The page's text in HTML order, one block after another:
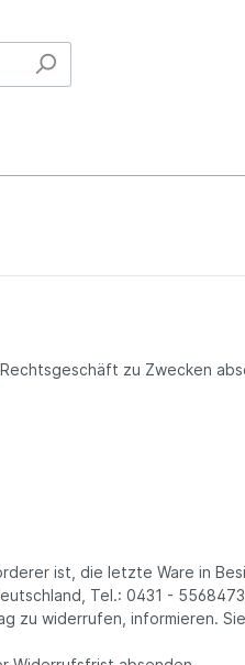
zu Zwecken
ist, die letzte Ware in
Tel.: 0431 -
zu widerrufen, informieren.